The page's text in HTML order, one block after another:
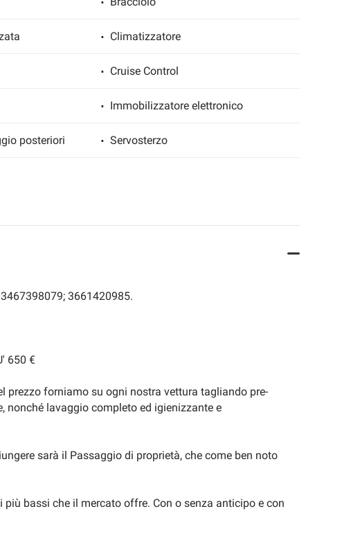
Climatizzatore
Cruise Control
Immobilizzatore elettronico
posteriori Servosterzo
3661420985.
650 €
prezzo forniamo su ogni nostra vettura tagliando pre-
nonché lavaggio completo ed igienizzante e
sarà il Passaggio di proprietà, che come ben noto
bassi che il mercato offre. Con o senza anticipo e con